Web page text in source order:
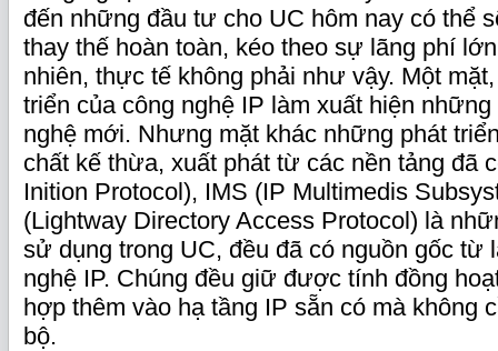
đến những đầu tư cho UC hôm nay có thể
thay thế hoàn toàn, kéo theo sự lãng phí
nhiên, thực tế không phải như vậy. Một
triển của công nghệ IP làm xuất hiện
nghệ mới. Nhưng mặt khác những phát
chất kế thừa, xuất phát từ các nền tảng đã
Inition Protocol), IMS (IP Multimedis
(Lightway Directory Access Protocol) là
sử dụng trong UC, đều đã có nguồn gốc từ
nghệ IP. Chúng đều giữ được tính đồng
hợp thêm vào hạ tầng IP sẵn có mà không
bộ.